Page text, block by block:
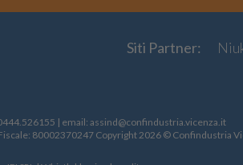
Siti Partner:
| email: assind@confindustria.vicenza.it
80002370247 Copyright 2026 © Confindustria